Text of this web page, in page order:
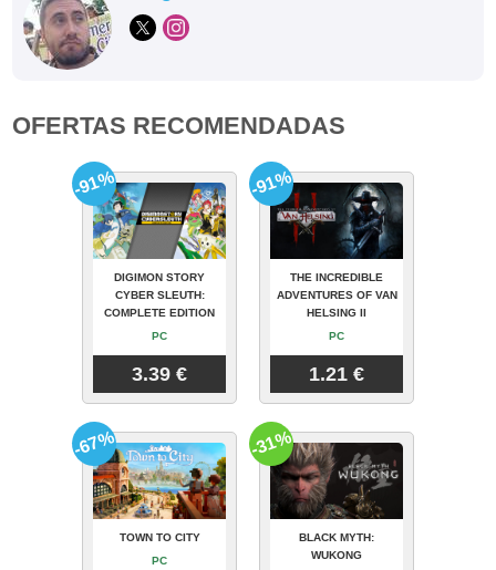
OFERTAS RECOMENDADAS
DIGIMON STORY
CYBER SLEUTH:
COMPLETE EDITION
PC
3.39 €
-91%
THE INCREDIBLE
ADVENTURES OF VAN
HELSING II
PC
1.21 €
-91%
TOWN TO CITY
PC
-67%
BLACK MYTH:
WUKONG
-31%